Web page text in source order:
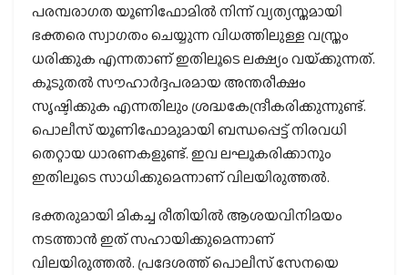
പരമ്പരാഗത യൂണിഫോമിൽ നിന്ന് വ്യത്യസ്തമായി
ഭക്തരെ സ്വാഗതം ചെയ്യുന്ന വിധത്തിലുള്ള വസ്ത്രം
ധരിക്കുക എന്നതാണ് ഇതിലൂടെ ലക്ഷ്യം വയ്‌ക്കുന്നത്.
കൂടുതൽ സൗഹാർദ്ദപരമായ അന്തരീക്ഷം
സൃഷ്ടിക്കുക എന്നതിലും ശ്രദ്ധകേന്ദ്രീകരിക്കുന്നുണ്ട്.
പൊലീസ് യൂണിഫോമുമായി ബന്ധപ്പെട്ട് നിരവധി
തെറ്റായ ധാരണകളുണ്ട്. ഇവ ലഘൂകരിക്കാനും
ഇതിലൂടെ സാധിക്കുമെന്നാണ് വിലയിരുത്തൽ.
ഭക്തരുമായി മികച്ച രീതിയിൽ ആശയവിനിമയം
നടത്താൻ ഇത് സഹായിക്കുമെന്നാണ്
വിലയിരുത്തൽ. പ്രദേശത്ത് പൊലീസ് സേനയെ